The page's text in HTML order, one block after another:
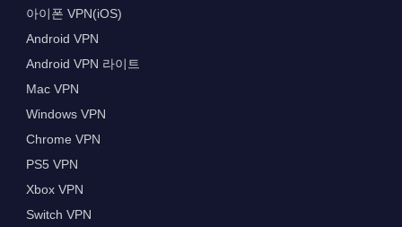
아이폰 VPN(iOS)
Android VPN
Android VPN 라이트
Mac VPN
Windows VPN
Chrome VPN
PS5 VPN
Xbox VPN
Switch VPN